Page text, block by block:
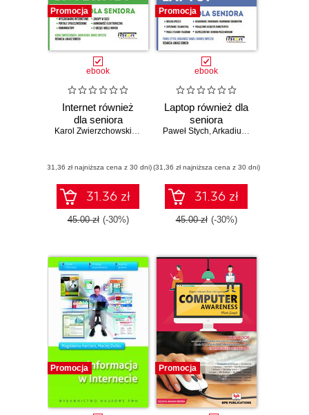
Promocja
ebook
Internet również
dla seniora
Karol Zwierzchowski
,Jakub Hewig,Marek Smyczek
(31,36 zł najniższa cena z 30 dni)
31.36 zł
45.00 zł (-30%)
Promocja
ebook
Laptop również dla
seniora
Paweł Stych,Arkadiusz Gaweł
(31,36 zł najniższa cena z 30 dni)
31.36 zł
45.00 zł (-30%)
Promocja Promocja